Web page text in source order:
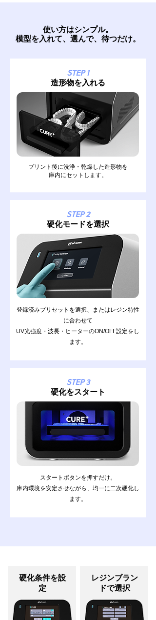
使い方はシンプル。
模型を入れて、選んで、待つだけ。
STEP 1
造形物を入れる
プリント後に洗浄・乾燥した造形物を
庫内にセットします。
STEP 2
硬化モードを選択
登録済みプリセットを選択、またはレジン特性
に合わせて
UV光強度・波長・ヒーターのON/OFF設定をし
ます。
STEP 3
​硬化をスタート
スタートボタンを押すだけ。
庫内環境を安定させながら、均一に二次硬化し
ます。
硬化条件を設
定
レジンブラン
ドで選択